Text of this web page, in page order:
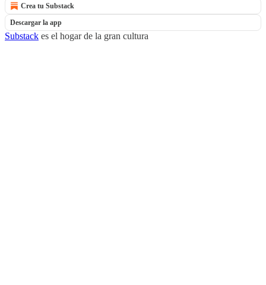
Crea tu Substack
Descargar la app
Substack es el hogar de la gran cultura